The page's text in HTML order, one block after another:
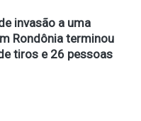
invasão a uma
Rondônia terminou
tiros e 26 pessoas